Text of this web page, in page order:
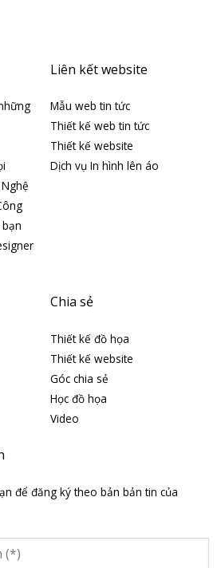
Liên kết website
Mẫu web tin tức
Thiết kế web tin tức
Thiết kế website
Dịch vụ In hình lên áo
Chia sẻ
Thiết kế đồ họa
Thiết kế website
Góc chia sẻ
Học đồ họa
Video
để đăng ký theo bản bản tin của